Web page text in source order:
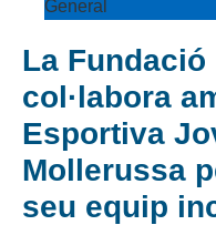
General
La Fundació
col·labora
Esportiva
Mollerussa
seu equip